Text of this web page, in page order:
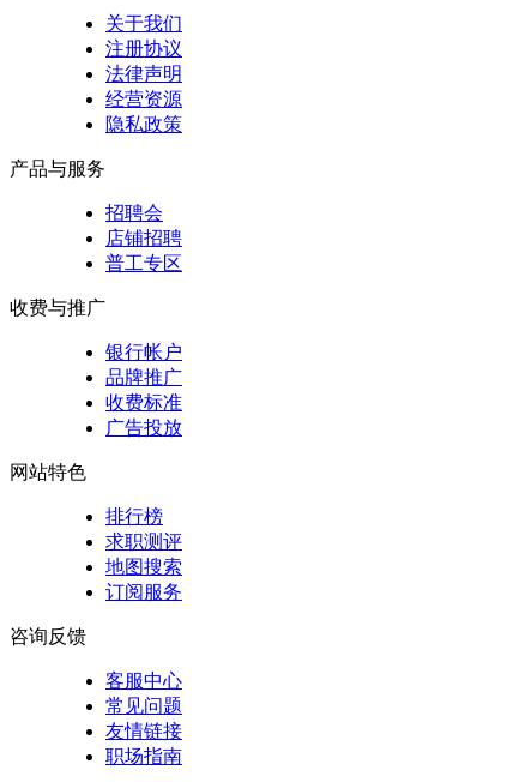
关于我们
注册协议
法律声明
经营资源
隐私政策
产品与服务
招聘会
店铺招聘
普工专区
收费与推广
银行帐户
品牌推广
收费标准
广告投放
网站特色
排行榜
求职测评
地图搜索
订阅服务
咨询反馈
客服中心
常见问题
友情链接
职场指南